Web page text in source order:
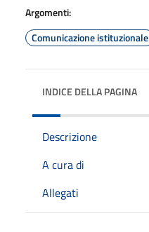
Argomenti:
Comunicazione istituzionale
INDICE DELLA PAGINA
Descrizione
A cura di
Allegati